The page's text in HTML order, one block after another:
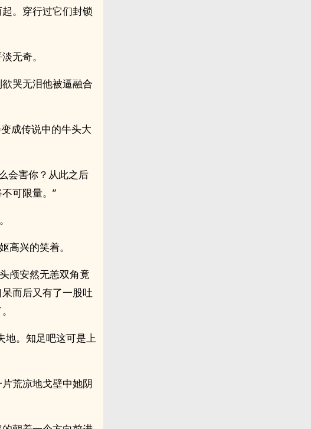
。穿行过它们封锁
无奇。
哭无泪他被逼融合
成传说中的牛头大
会害你？从此之后
可限量。”
高兴的笑着。
颅安然无恙双角竟
而后又有了一股吐
地。知足吧这可是上
荒凉地戈壁中她阴